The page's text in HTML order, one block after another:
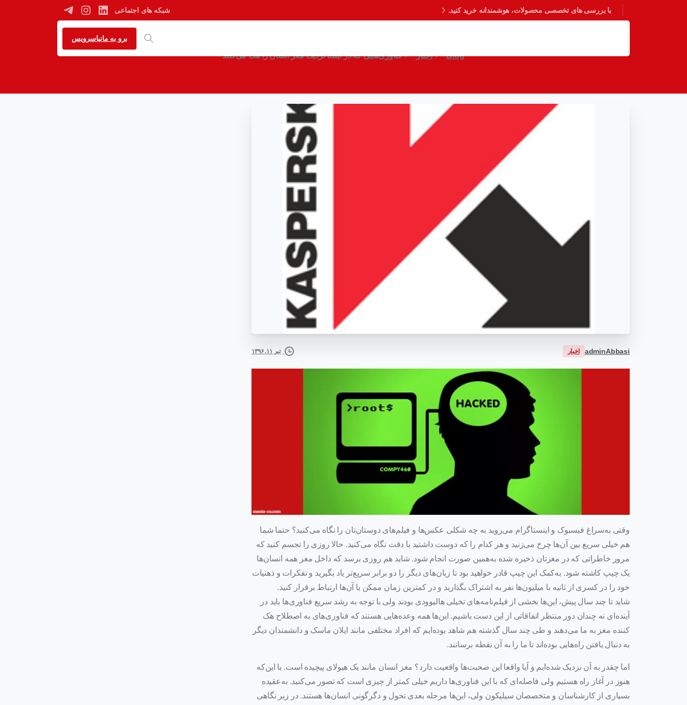
با بررسی های تخصصی محصولات، هوشمندانه خرید کنید. شبکه های اجتماعی
برو به مانیاسرویس
Blog اخبار فناوری‌هایی که در آینده‌ نزدیک مغز انسان را هک می‌کنند
adminAbbasi اخبار تیر ۱۱, ۱۳۹۶
وقتی به‌سراغ فیسبوک و اینستاگرام می‌روید به چه شکلی عکس‌ها و فیلم‌های دوستان‌تان را نگاه می‌کنید؟ حتما شما
هم خیلی سریع بین آن‌ها چرخ می‌زنید و هر کدام را که دوست داشتید با دقت نگاه می‌کنید. حالا روزی را تجسم کنید که
مرور خاطراتی که در مغزتان ذخیره شده به‌همین صورت انجام شود. شاید هم روزی برسد که داخل مغز همه انسان‌ها
یک چیپ کاشته شود. به‌کمک این چیپ قادر خواهید بود تا زبان‌های دیگر را دو برابر سریع‌تر یاد بگیرید و تفکرات و ذهنیات
خود را در کسری از ثانیه با میلیون‌ها نفر به اشتراک بگذارید و در کمترین زمان ممکن با آن‌ها ارتباط برقرار کنید.
شاید تا چند سال پیش، این‌ها بخشی از فیلم‌نامه‌های تخیلی هالیوودی بودند ولی با توجه به رشد سریع فناوری‌ها باید در
آینده‌ای نه چندان دور منتظر اتفاقاتی از این دست باشیم. این‌ها همه وعده‌هایی هستند که فناوری‌های به اصطلاح هک
کننده مغز به ما می‌دهند و طی چند سال گذشته هم شاهد بوده‌ایم که افراد مختلفی مانند ایلان ماسک و دانشمندان دیگر
به دنبال یافتن راه‌هایی بوده‌اند تا ما را به آن نقطه برسانند.
اما چقدر به آن نزدیک شده‌ایم و آیا واقعا این صحبت‌ها واقعیت دارد؟ مغز انسان مانند یک هیولای پیچیده است. با این‌که
هنوز در آغاز راه هستیم ولی فاصله‌ای که با این فناوری‌ها داریم خیلی کمتر از چیزی است که تصور می‌کنید. به‌عقیده
بسیاری از کارشناسان و متخصصان سیلیکون ولی، این‌ها مرحله بعدی تحول و دگرگونی انسان‌ها هستند. در زیر نگاهی